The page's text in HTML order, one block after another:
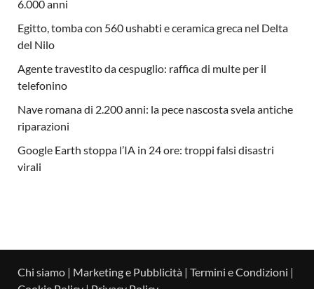
6.000 anni
Egitto, tomba con 560 ushabti e ceramica greca nel Delta
del Nilo
Agente travestito da cespuglio: raffica di multe per il
telefonino
Nave romana di 2.200 anni: la pece nascosta svela antiche
riparazioni
Google Earth stoppa l’IA in 24 ore: troppi falsi disastri
virali
Chi siamo | Marketing e Pubblicità | Termini e Condizioni |